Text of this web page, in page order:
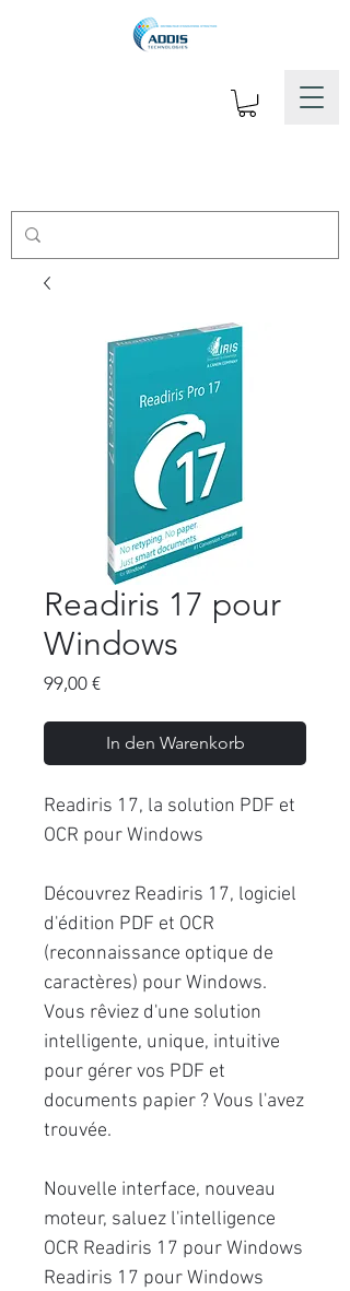
Readiris 17 pour
Windows
99,00 €Preis
In den Warenkorb
Readiris 17, la solution PDF et
OCR pour Windows
Découvrez Readiris 17, logiciel
d'édition PDF et OCR
(reconnaissance optique de
caractères) pour Windows.
Vous rêviez d'une solution
intelligente, unique, intuitive
pour gérer vos PDF et
documents papier ? Vous l'avez
trouvée.
Nouvelle interface, nouveau
moteur, saluez l'intelligence
OCR Readiris 17 pour Windows
Readiris 17 pour Windows